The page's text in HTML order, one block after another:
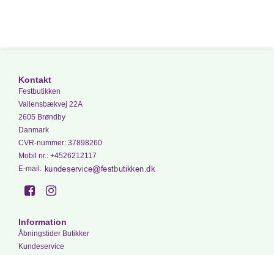
Kontakt
Festbutikken
Vallensbækvej 22A
2605 Brøndby
Danmark
CVR-nummer: 37898260
Mobil nr.: +4526212117
E-mail :
Information
Åbningstider Butikker
Kundeservice